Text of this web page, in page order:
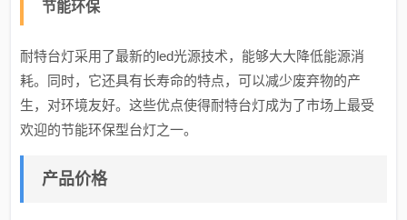
节能环保
耐特台灯采用了最新的led光源技术，能够大大降低能源消
耗。同时，它还具有长寿命的特点，可以减少废弃物的产
生，对环境友好。这些优点使得耐特台灯成为了市场上最受
欢迎的节能环保型台灯之一。
产品价格